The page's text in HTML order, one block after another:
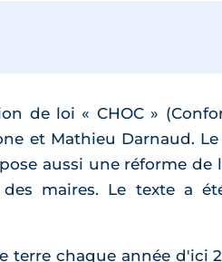
de loi « CHOC »
et Mathieu Darnaud.
aussi une réforme de
maires. Le texte a
terre chaque année d'ici